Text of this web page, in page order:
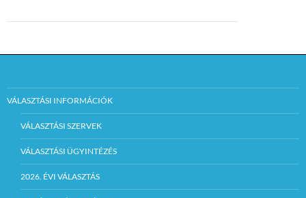
VÁLASZTÁSI INFORMÁCIÓK
VÁLASZTÁSI SZERVEK
VÁLASZTÁSI ÜGYINTÉZÉS
2026. ÉVI VÁLASZTÁS